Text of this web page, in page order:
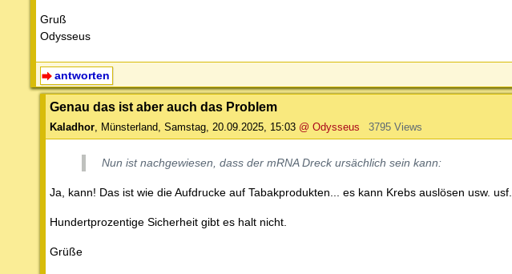
Gruß
Odysseus
antworten
Genau das ist aber auch das Problem
Kaladhor, Münsterland, Samstag, 20.09.2025, 15:03 @ Odysseus 3795 Views
Nun ist nachgewiesen, dass der mRNA Dreck ursächlich sein kann:
Ja, kann! Das ist wie die Aufdrucke auf Tabakprodukten... es kann Krebs auslösen usw. usf.
Hundertprozentige Sicherheit gibt es halt nicht.
Grüße